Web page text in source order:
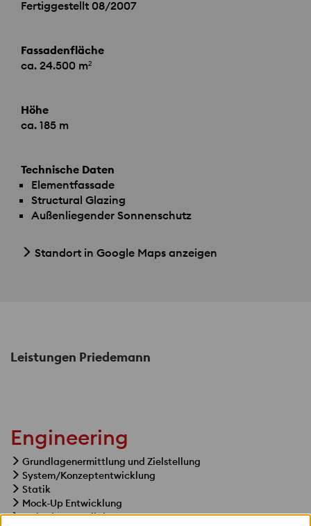
Fertiggestellt 08/2007
Fassadenfläche
ca. 24.500 m²
Höhe
ca. 185 m
Technische Daten
Elementfassade
Structural Glazing
Außenliegender Sonnenschutz
Standort in Google Maps anzeigen
Leistungen Priedemann
Engineering
Grundlagenermittlung und Zielstellung
System/Konzeptentwicklung
Statik
Mock-Up Entwicklung
Freigabe/Detailplanung